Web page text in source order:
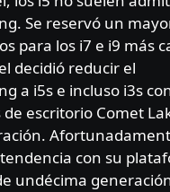
Se reservó un
para los i7 e i9 más
decidió reducir el
a i5s e incluso i3s
escritorio Comet
con su
undécima